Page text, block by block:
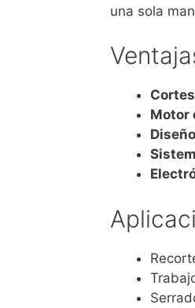
una sola
Motor